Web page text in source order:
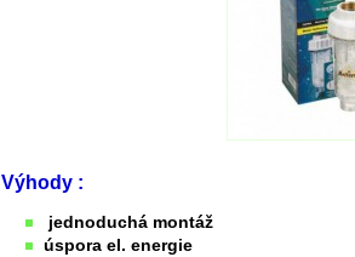
Výhody :
jednoduchá montáž
úspora el. energie